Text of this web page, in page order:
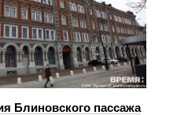
Блиновского пассажа